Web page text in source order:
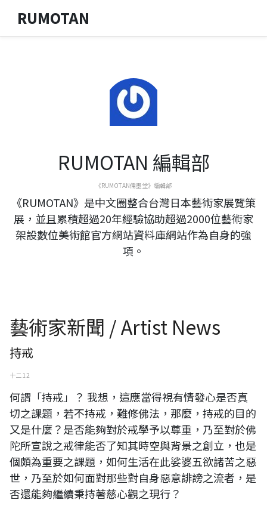
RUMOTAN
RUMOTAN 編輯部
《RUMOTAN儒墨堂》編輯部
《RUMOTAN》是中文圈整合台灣日本藝術家展覽策
展，並且累積超過20年經驗協助超過2000位藝術家
架設數位美術館官方網站資料庫網站作為自身的強
項。
藝術家新聞 / Artist News
持戒
十二 12
何謂「持戒」？ 我想，這應當得視有情發心是否真
切之課題，若不持戒，難修佛法，那麼，持戒的目的
又是什麼？是否能夠對於戒學予以尊重，乃至對於佛
陀所宣說之戒律能否了知其時空與背景之創立，也是
個頗為重要之課題，如何生活在此娑婆五欲諸苦之惡
世，乃至於如何面對那些對自身惡意誹謗之流者，是
否還能夠繼續秉持著慈心觀之現行？